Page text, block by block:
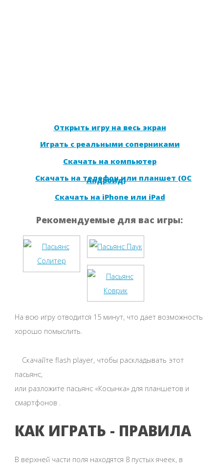
Открыть игру на весь экран
Играть с реальными соперниками
Скачать на компьютер
Скачать на телефон или планшет (ОС
Андроид)
Скачать на iPhone или iPad
Рекомендуемые для вас игры:
На всю игру отводится 15 минут, что дает возможность
хорошо помыслить.
Скачайте flash player, чтобы раскладывать этот
пасьянс,
или разложите пасьянс «Косынка» для планшетов и
смартфонов .
КАК ИГРАТЬ - ПРАВИЛА
В верхней части поля находятся 8 пустых ячеек, в